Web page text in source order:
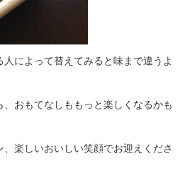
によって替えてみると味まで違うよ
おもてなしももっと楽しくなるかも
楽しいおいしい笑顔でお迎えくださ